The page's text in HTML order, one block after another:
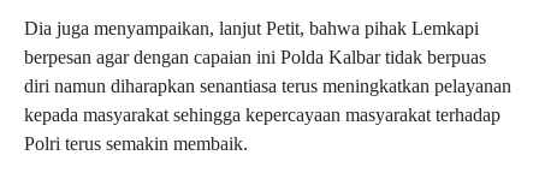
Dia juga menyampaikan, lanjut Petit, bahwa pihak Lemkapi
berpesan agar dengan capaian ini Polda Kalbar tidak berpuas
diri namun diharapkan senantiasa terus meningkatkan pelayanan
kepada masyarakat sehingga kepercayaan masyarakat terhadap
Polri terus semakin membaik.